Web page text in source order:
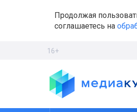
Продолжая
соглашаетесь на
16+